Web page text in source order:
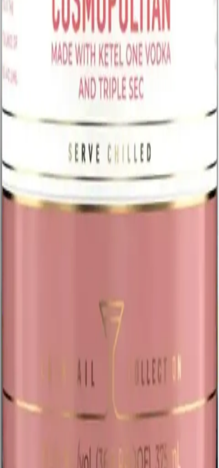
Estamos en 476 SW 8th Street, en plena Little Havana, abiertos
hasta tarde todos los días. Armá tu pedido en el catálogo online, te lo
confirmamos por WhatsApp y lo enviamos con delivery local en
Miami. Pagás cuando recibís: efectivo, tarjeta o transferencia.
Ver vodkas disponibles
Preguntas frecuentes
¿Tienen vodka saborizado?
catálogo en línea o escribinos por WhatsApp para confirmar
¿Hacen delivery de vodka en Miami?
Sí, delivery local en Miami. Pedí en el catálogo, te
confirmamos por WhatsApp y lo recibís en tu puerta. Pagás al
recibir: efectivo, tarjeta o transferencia.
¿Hasta qué hora abren?
Abrimos de domingo a jueves de 9:00 AM a 12:00 AM, y
viernes y sábado de 9:00 AM a 1:00 AM. Podés pedir online
dentro de ese horario o pasar por la tienda en la Calle Ocho.
Delivery